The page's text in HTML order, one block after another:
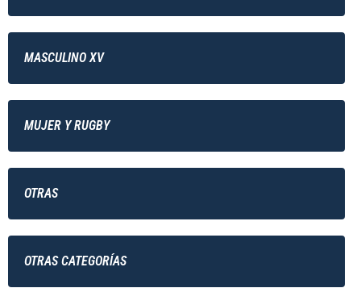
MASCULINO XV
MUJER Y RUGBY
OTRAS
OTRAS CATEGORÍAS